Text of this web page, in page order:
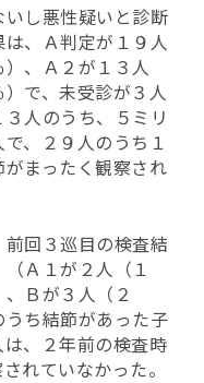
し悪性疑いと診断
、Ａ判定が１９人
）、Ａ２が１３人
で、未受診が３人
３人のうち、５ミリ
、２９人のうち１
まったく観察され
回３巡目の検査結
Ａ１が２人（１
Ｂが３人（２
ち結節があった子
、２年前の検査時
れていなかった。